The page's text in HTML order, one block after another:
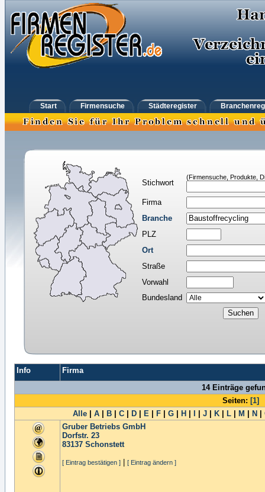
Start Firmensuche Städteregister
Stichwort
(Firmensuche, Produkte,
Firma
Branche
PLZ
Ort
Straße
Vorwahl
Bundesland
Info
Firma
14 Einträge
Seiten: [1]
Alle
A B C D E F G H J K L M N
Gruber Betriebs GmbH
Dorfstr. 23
83137 Schonstett
[ Eintrag bestätigen ] [ Eintrag ändern ]